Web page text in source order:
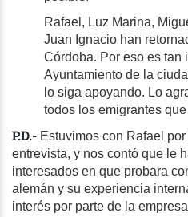
Rafael, Luz Marina,
Juan Ignacio han
Córdoba. Por eso es tan
Ayuntamiento de la
lo siga apoyando. Lo
todos los emigrantes
P.D.- Estuvimos con Rafael
entrevista, y nos contó que le
interesados en que probara
alemán y su experiencia
interés por parte de la